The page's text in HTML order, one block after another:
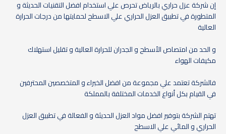
إن شركة عزل حراري بالرياض تحرص علي استخدام افضل التقنيات الحديثة و
المتطورة في تطبيق العزل الحراري علي الاسطح لحمايتها من درجات الحرارة
العالية
و الحد من امتصاص الأسطح و الجدران للحرارة العالية و تقليل استهلاك
مكيفات الهواء
فالشركة تعتمد علي مجموعة من افضل الخبراء و المتخصصين المحترفين
في القيام بكل أنواع الخدمات المختلفة بالمملكة
تهتم الشركة بتوفير افضل مواد العزل الحديثة و الفعالة في تطبيق العزل
الحراري و المائي علي الاسطح